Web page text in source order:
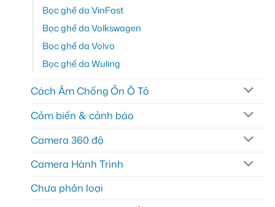
Bọc ghế da VinFast
Bọc ghế da Volkswagen
Bọc ghế da Volvo
Bọc ghế da Wuling
Cách Âm Chống Ồn Ô Tô
Cảm biến & cảnh báo
Camera 360 độ
Camera Hành Trình
Chưa phân loại